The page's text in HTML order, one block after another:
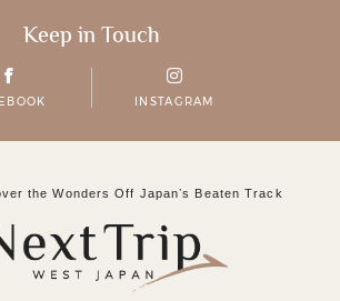
Keep in Touch
INSTAGRAM
the Wonders Off Japanʼs Beaten Track